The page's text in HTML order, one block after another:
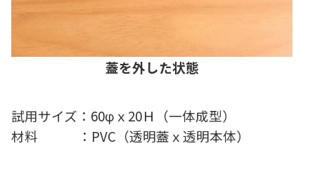
蓋を外した状態
試用サイズ：60φｘ20Ｈ（一体成型）
材料 ：PVC（透明蓋ｘ透明本体）